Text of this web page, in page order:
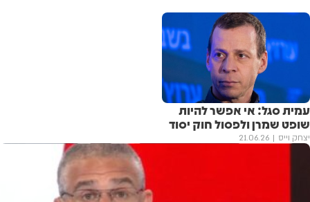
עמית סגל: אי אפשר להיות
שופט שמרן ולפסול חוק יסוד
יצחק וייס 21.06.26